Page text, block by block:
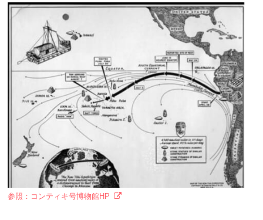
参照：コンティキ号博物館HP